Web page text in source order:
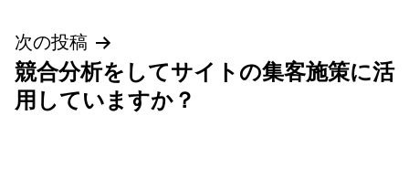
ビ
ゲ
次の投稿
競合分析をしてサイトの集客施策に活
用していますか？